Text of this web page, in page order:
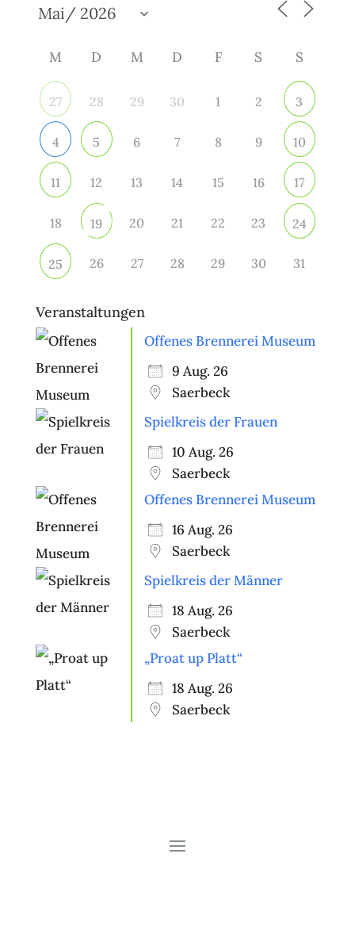
M D M D F S S
27 28 29 30 1 2 3
4 5 6 7 8 9 10
11 12 13 14 15 16 17
18 19 20 21 22 23 24
25 26 27 28 29 30 31
Veranstaltungen
Offenes Brennerei Museum
9 Aug. 26
Saerbeck
Spielkreis der Frauen
10 Aug. 26
Saerbeck
Offenes Brennerei Museum
16 Aug. 26
Saerbeck
Spielkreis der Männer
18 Aug. 26
Saerbeck
„Proat up Platt“
18 Aug. 26
Saerbeck